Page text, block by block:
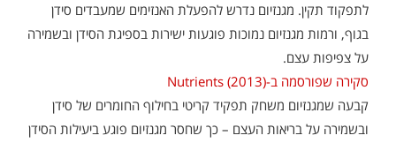
לתפקוד תקין. מגנזיום נדרש להפעלת האנזימים שמעבדים סידן
בגוף, ורמות מגנזיום נמוכות פוגעות ישירות בספיגת הסידן ובשמירה
על צפיפות עצם.
סקירה שפורסמה ב-Nutrients (2013)
קבעה שמגנזיום משחק תפקיד קריטי בחילוף החומרים של סידן
ובשמירה על בריאות העצם – כך שחסר מגנזיום פוגע ביעילות הסידן